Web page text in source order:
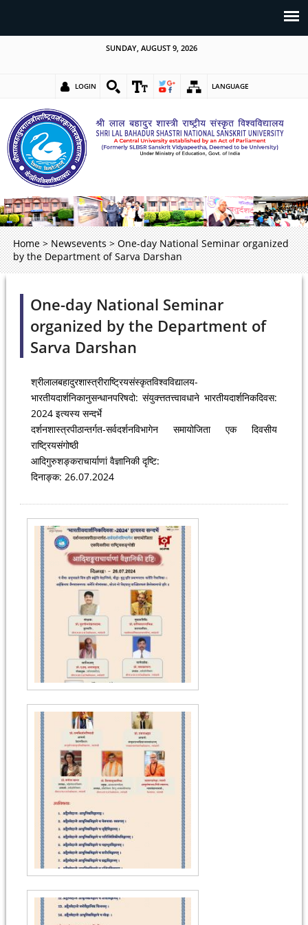
SUNDAY, AUGUST 9, 2026
LOGIN LANGUAGE
Home > Newsevents > One-day National Seminar organized
by the Department of Sarva Darshan
One-day National Seminar
organized by the Department of
Sarva Darshan
श्रीलालबहादुरशास्त्रीराष्ट्रियसंस्कृतविश्वविद्यालय-
भारतीयदार्शनिकानुसन्धानपरिषदो: संयुक्त्ततत्त्वावधाने भारतीयदार्शनिकदिवस:
2024 इत्यस्य सन्दर्भे
दर्शनशास्त्रपीठान्तर्गत-सर्वदर्शनविभागेन समायोजिता एक दिवसीय
राष्ट्रियसंगोष्ठी
आदिगुरुशङ्कराचार्याणां वैज्ञानिकी दृष्टि:
दिनाङ्क: 26.07.2024